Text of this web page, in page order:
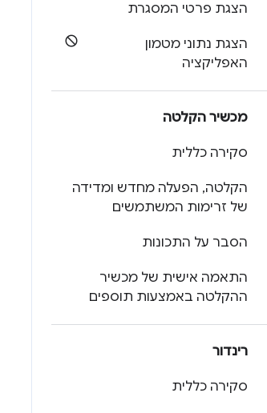
הצגת פרטי המסגרת
הצגת נתוני מטמון
האפליקציה
מכשיר הקלטה
סקירה כללית
הקלטה, הפעלה מחדש ומדידה
של זרימות המשתמשים
הסבר על התכונות
התאמה אישית של מכשיר
ההקלטה באמצעות תוספים
רינדור
סקירה כללית